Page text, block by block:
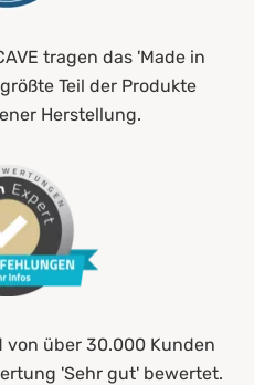
tragen das 'Made in
Teil der Produkte
Herstellung.
von über 30.000 Kunden
'Sehr gut' bewertet.